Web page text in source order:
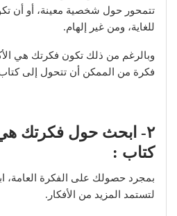
تتمحور حول شخصية معينة، أو أن
للغاية، ومن غير إلهام.
وبالرغم من ذلك تكون فكرتك هي
فكرة من الممكن أن تتحول إلى
٢- ابحث حول فكرتك
كتاب :
بمجرد حصولك على الفكرة العامة،
لتستمد المزيد من الأفكار.